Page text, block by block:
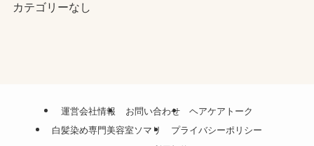
カテゴリーなし
運営会社情報 お問い合わせ
ヘアケアトーク
白髪染め専門美容室ソマリ
プライバシーポリシー